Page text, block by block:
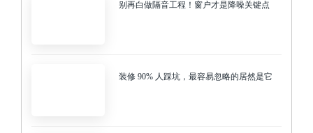
别再白做隔音工程！窗户才是降噪关键点
装修 90% 人踩坑，最容易忽略的居然是它